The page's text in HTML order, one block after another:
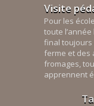
Visite
Pour les
toute
final toujours
ferme et des
fromages,
apprennent